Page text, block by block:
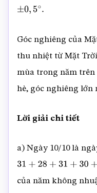
±0,5 ∘
Góc nghiêng của
thu nhiệt từ Mặt
mùa trong năm trên
hè, góc nghiêng lớn
Lời giải chi tiết
a) Ngày 10/10 là
31+ 28+31 +30 + 31+ 30
của năm không